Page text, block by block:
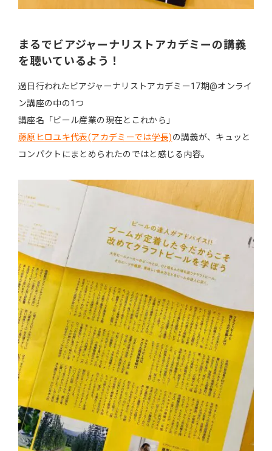
まるでビアジャーナリストアカデミーの講義
を聴いているよう！
過日行われたビアジャーナリストアカデミー17期@オンライ
ン講座の中の1つ
講座名「ビール産業の現在とこれから」
藤原ヒロユキ代表(アカデミーでは学長)の講義が、キュッと
コンパクトにまとめられたのではと感じる内容。